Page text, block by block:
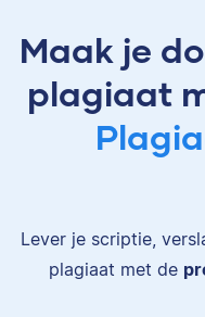
Maak je
plagiaat
Lever je scriptie,
plagiaat met de